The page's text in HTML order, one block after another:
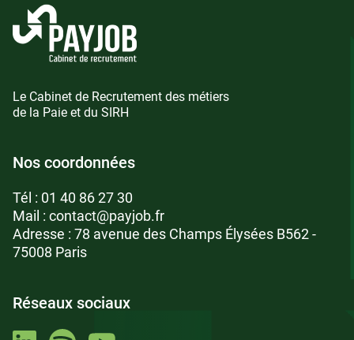
Le Cabinet de Recrutement des métiers
de la Paie et du SIRH
Nos coordonnées
Tél : 01 40 86 27 30
Mail : contact@payjob.fr
Adresse : 78 avenue des Champs Élysées B562 -
75008 Paris
Réseaux sociaux